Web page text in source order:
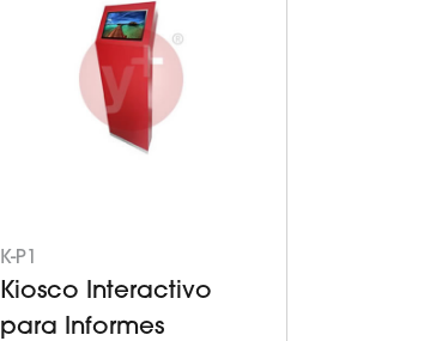
K-P1
Kiosco Interactivo
para Informes